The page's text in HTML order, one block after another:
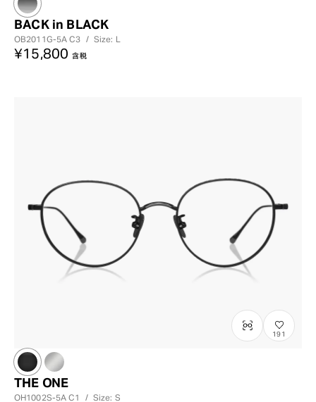
BACK in BLACK
OB2011G-5AC3 / Size: L
¥15,800 含税
191
THE ONE
OH1002S-5AC1 / Size: S